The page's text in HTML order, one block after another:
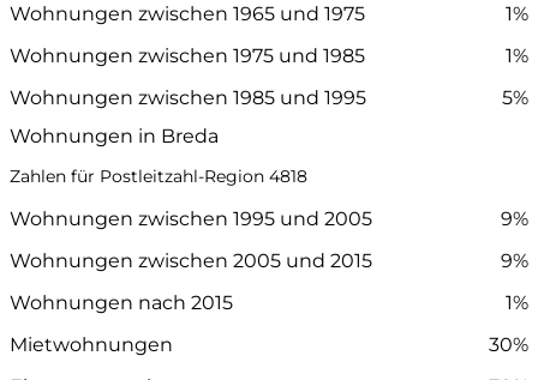
Wohnungen zwischen 1965 und 1975
1%
Wohnungen zwischen 1975 und 1985
1%
Wohnungen zwischen 1985 und 1995
5%
Wohnungen in Breda
Zahlen für Postleitzahl-Region 4818
Wohnungen zwischen 1995 und 2005
9%
Wohnungen zwischen 2005 und 2015
9%
Wohnungen nach 2015
1%
Mietwohnungen
30%